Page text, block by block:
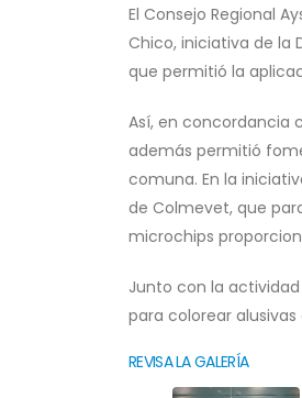
El Consejo Regional
Chico, iniciativa de la
que permitió la
Así, en concordancia
además permitió
comuna. En la
de Colmevet, que
microchips
Junto con la
para colorear
REVISA LA GALERÍA